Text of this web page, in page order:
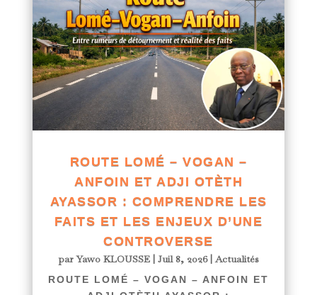
ROUTE LOMÉ – VOGAN –
ANFOIN ET ADJI OTÈTH
AYASSOR : COMPRENDRE LES
FAITS ET LES ENJEUX D’UNE
CONTROVERSE
parYawo KLOUSSE| Juil 8, 2026| Actualités
ROUTE LOMÉ – VOGAN – ANFOIN ET